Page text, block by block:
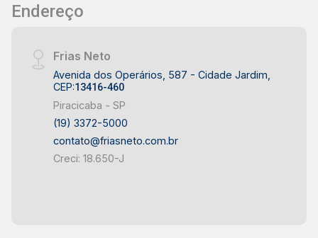
Endereço
Frias Neto
Avenida dos Operários, 587 - Cidade Jardim,
CEP:13416-460
Piracicaba - SP
(19) 3372-5000
contato@friasneto.com.br
Creci: 18.650-J